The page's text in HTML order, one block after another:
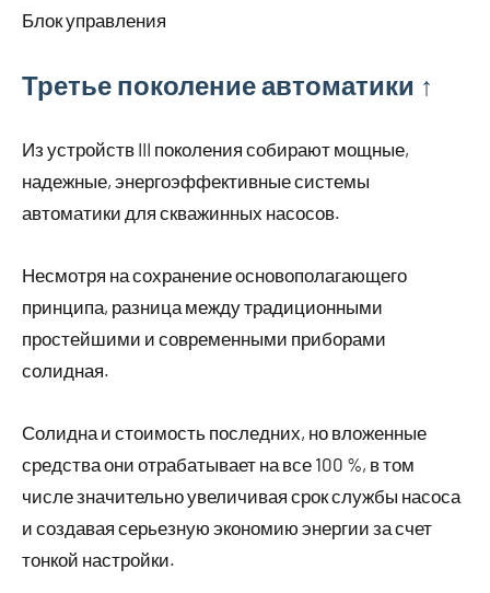
Блок управления
Третье поколение автоматики ↑
Из устройств III поколения собирают мощные,
надежные, энергоэффективные системы
автоматики для скважинных насосов.
Несмотря на сохранение основополагающего
принципа, разница между традиционными
простейшими и современными приборами
солидная.
Солидна и стоимость последних, но вложенные
средства они отрабатывает на все 100 %, в том
числе значительно увеличивая срок службы насоса
и создавая серьезную экономию энергии за счет
тонкой настройки.